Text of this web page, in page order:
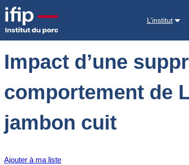
L’institut
Accueil Documentations Impact d’une suppression,
Impact d’une
comportement de
jambon cuit
Ajouter à ma liste